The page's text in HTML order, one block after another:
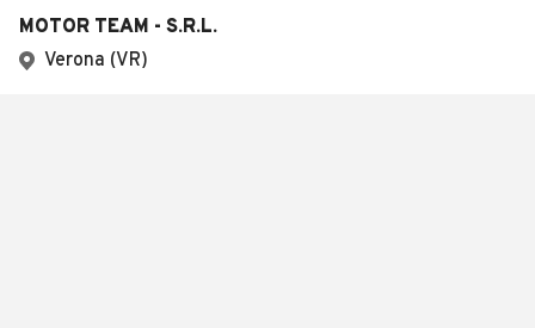
MOTOR TEAM - S.R.L.
Verona (VR)